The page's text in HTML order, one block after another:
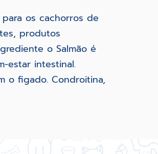
os cachorros de
produtos
o Salmão é
estar intestinal.
o figado. Condroitina,